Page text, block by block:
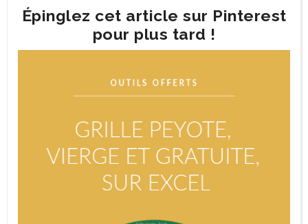
Épinglez cet article sur Pinterest
pour plus tard !